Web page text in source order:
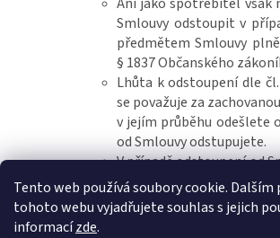
Tento web používá soubory cookie.
tohoto webu vyjadřujete souhlas s jejich
informacízde.
Smlouvy odstoupit v
předmětem Smlouvy
§ 1837 Občanského
Lhůta k odstoupení dle
se považuje za
v jejím průběhu odešlete
od Smlouvy odstupujete.
V případě odstoupení od
2 Podmínek jste
zaslat do 14 dnů od
nesete náklady spojené